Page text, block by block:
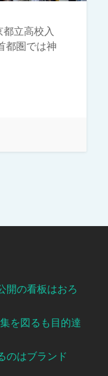
立高校入
都圏では神
開の看板はおろ
を図るも目的達
のはブランド